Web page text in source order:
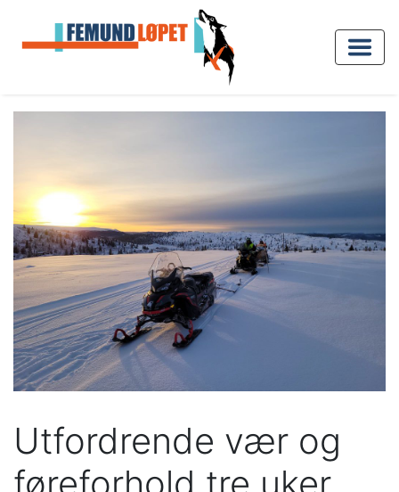
Utfordrende vær og
føreforhold tre uker